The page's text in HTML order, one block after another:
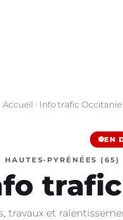
Accueil › Info trafic Occitanie
EN
HAUTES-PYRÉNÉES (65)
trafic
travaux et